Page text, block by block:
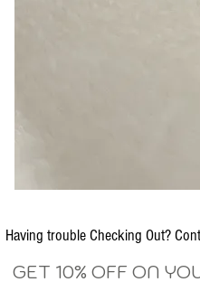
Having trouble Checking Out?
GET 10% OFF ON